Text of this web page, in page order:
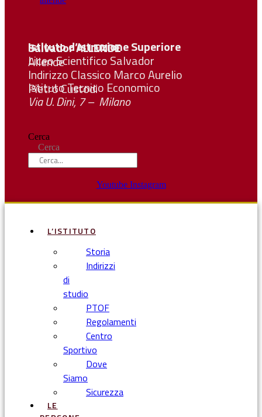
Istituto d’Istruzione Superiore SalvadorALLENDE
Liceo Scientifico Salvador Allende
Indirizzo Classico Marco Aurelio
Istituto Tecnico Economico Pietro Custodi
Via U. Dini, 7 – Milano
Cerca
Cerca
Youtube Instagram
L’ISTITUTO
Storia
Indirizzi
di
studio
PTOF
Regolamenti
Centro
Sportivo
Dove
Siamo
Sicurezza
LE